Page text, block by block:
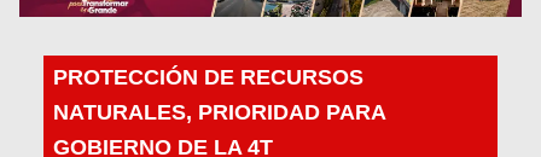
PROTECCIÓN DE RECURSOS
NATURALES, PRIORIDAD PARA
GOBIERNO DE LA 4T